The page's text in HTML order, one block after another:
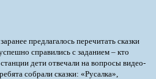
предлагалось перечитать сказки
справились с заданием – кто
дети отвечали на вопросы видео-
собрали сказки: «Русалка»,